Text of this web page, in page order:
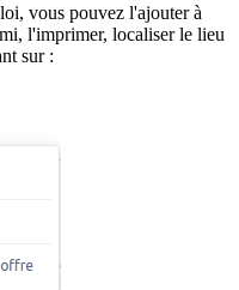
vous pouvez l'ajouter à
l'imprimer, localiser le lieu
sur :